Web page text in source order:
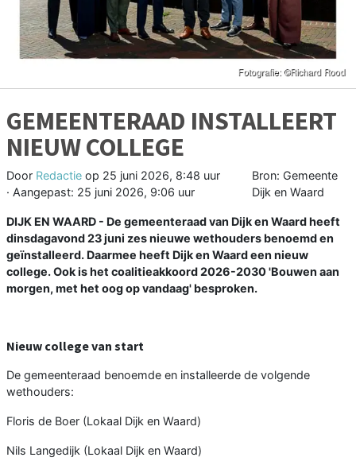
GEMEENTERAAD INSTALLEERT
NIEUW COLLEGE
Door Redactie op 25 juni 2026, 8:48 uur
· Aangepast: 25 juni 2026, 9:06 uur
Bron: Gemeente
Dijk en Waard
DIJK EN WAARD - De gemeenteraad van Dijk en Waard heeft
dinsdagavond 23 juni zes nieuwe wethouders benoemd en
geïnstalleerd. Daarmee heeft Dijk en Waard een nieuw
college. Ook is het coalitieakkoord 2026-2030 'Bouwen aan
morgen, met het oog op vandaag' besproken.
Nieuw college van start
De gemeenteraad benoemde en installeerde de volgende
wethouders:
Floris de Boer (Lokaal Dijk en Waard)
Nils Langedijk (Lokaal Dijk en Waard)